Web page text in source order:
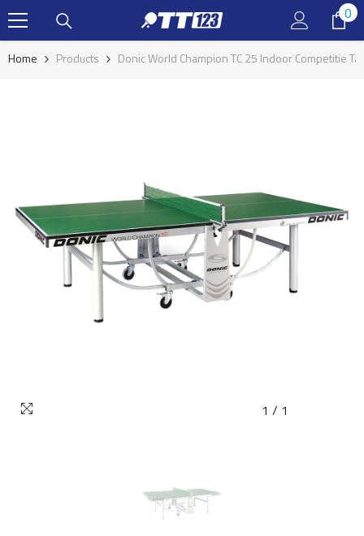
00
Home Products Donic World Champion TC 25 Indoor Competitie
1 / 1